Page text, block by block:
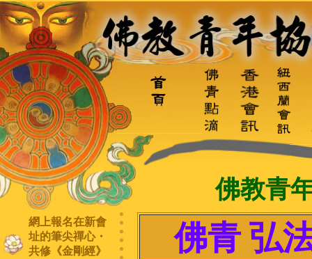
佛教青
網上報名在新會
址的筆尖禪心・
共修《金剛經》
佛青 弘